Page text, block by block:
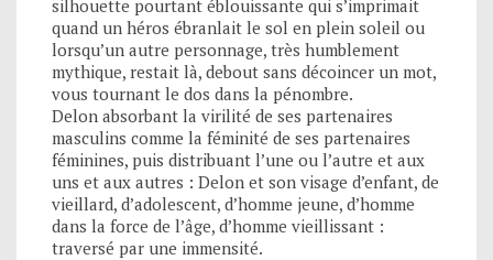
silhouette pourtant éblouissante qui s’imprimait
quand un héros ébranlait le sol en plein soleil ou
lorsqu’un autre personnage, très humblement
mythique, restait là, debout sans décoincer un mot,
vous tournant le dos dans la pénombre.
Delon absorbant la virilité de ses partenaires
masculins comme la féminité de ses partenaires
féminines, puis distribuant l’une ou l’autre et aux
uns et aux autres : Delon et son visage d’enfant, de
vieillard, d’adolescent, d’homme jeune, d’homme
dans la force de l’âge, d’homme vieillissant :
traversé par une immensité.